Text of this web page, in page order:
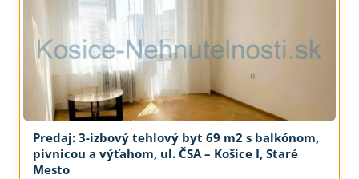
Predaj: 3-izbový tehlový byt 69 m2 s balkónom,
pivnicou a výťahom, ul. ČSA – Košice I, Staré
Mesto